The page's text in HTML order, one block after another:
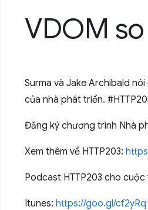
VDOM
Surma và Jake Archibald
của nhà phát triển.
Đăng ký chương trình Nhà
Xem thêm về HTTP203:
Podcast HTTP203 cho
Itunes: https://goo.gl/cf2yRq